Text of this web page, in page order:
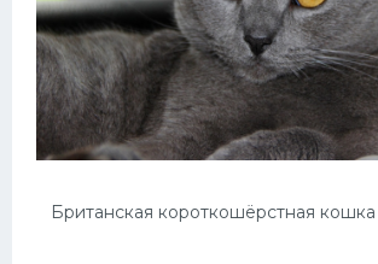
Британская короткошёрстная